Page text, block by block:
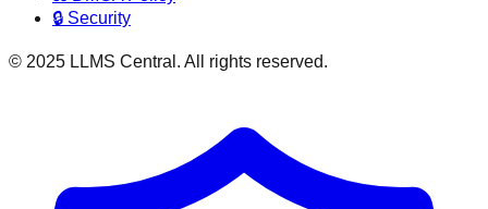
🔒 Security
© 2025 LLMS Central. All rights reserved.